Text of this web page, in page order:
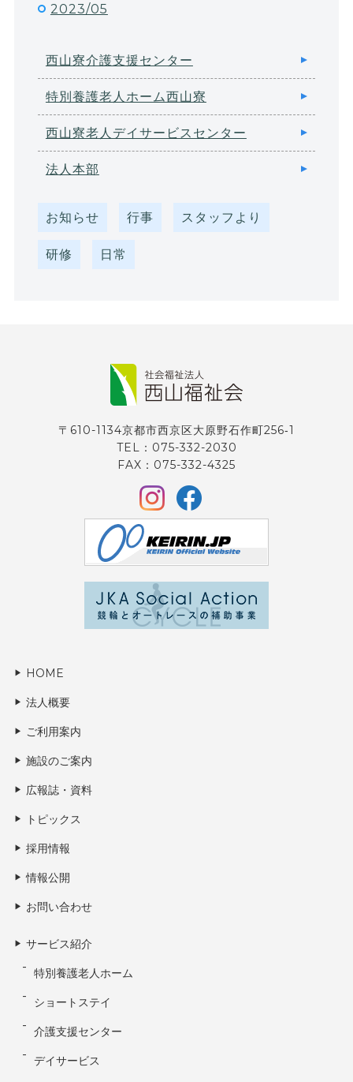
2023/05
西山寮介護支援センター
特別養護老人ホーム西山寮
西山寮老人デイサービスセンター
法人本部
お知らせ 行事 スタッフより
研修 日常
〒610-1134京都市西京区大原野石作町256‐1
TEL：075-332-2030
FAX：075-332-4325
HOME
法人概要
ご利用案内
施設のご案内
広報誌・資料
トピックス
採用情報
情報公開
お問い合わせ
サービス紹介
特別養護老人ホーム
ショートステイ
介護支援センター
デイサービス